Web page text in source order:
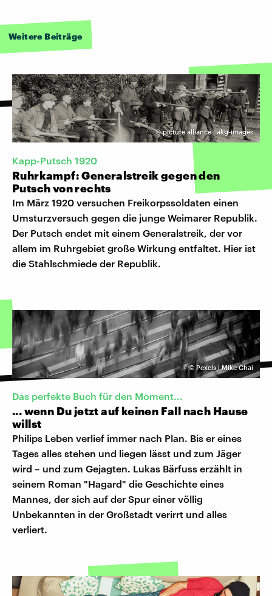
Weitere Beiträge
©picture alliance | akg-images
Kapp-Putsch 1920
Ruhrkampf: Generalstreik gegen den
Putsch von rechts
Im März 1920 versuchen Freikorpssoldaten einen
Umsturzversuch gegen die junge Weimarer Republik.
Der Putsch endet mit einem Generalstreik, der vor
allem im Ruhrgebiet große Wirkung entfaltet. Hier ist
die Stahlschmiede der Republik.
© Pexels | Mike Chai
Das perfekte Buch für den Moment...
... wenn Du jetzt auf keinen Fall nach Hause
willst
Philips Leben verlief immer nach Plan. Bis er eines
Tages alles stehen und liegen lässt und zum Jäger
wird – und zum Gejagten. Lukas Bärfuss erzählt in
seinem Roman "Hagard" die Geschichte eines
Mannes, der sich auf der Spur einer völlig
Unbekannten in der Großstadt verirrt und alles
verliert.